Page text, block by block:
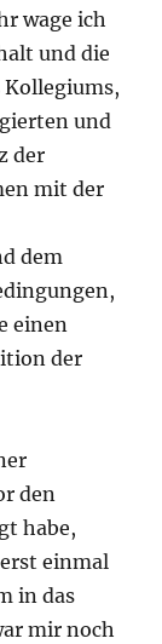
wage ich
und die
und
der
mit der
dem
einen
der
den
habe,
einmal
in das
mir noch